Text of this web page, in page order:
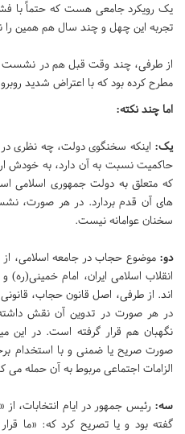
یک رویکرد جامعی هست که حتماً با
تجربه این چهل و چند سال هم همین
از طرفی، چند وقت قبل هم در نشست
مطرح کرده بود که با اعتراض شدید
اما چند نکته:
یک: اینکه سخنگوی دولت، چه نظری
حاکمیت نسبت به آن دارد، به خودش
که متعلق به دولت جمهوری اسلامی
های آن قدم بردارد. در هر صورت،
سخنان عوامانه نیست.
دو: موضوع حجاب در جامعه
انقلاب اسلامی ایران، امام
اند. از طرفی، اصل قانون حجاب،
در هر صورت در تدوین آن نقش داشته
نگهبان هم قرار گرفته است. در این
صورت صریح یا ضمنی و با استخدام
الزامات اجتماعی مربوط به آن حمله می
سه: رئیس جمهور در ایام انتخابات،
گفته بود و یا تصریح کرد که: «ما